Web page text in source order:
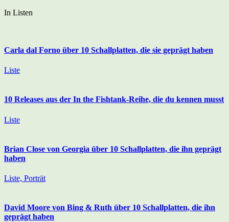
In Listen
Carla dal Forno über 10 Schallplatten, die sie geprägt haben
Liste
10 Releases aus der In the Fishtank-Reihe, die du kennen musst
Liste
Brian Close von Georgia über 10 Schallplatten, die ihn geprägt
haben
Liste, Porträt
David Moore von Bing & Ruth über 10 Schallplatten, die ihn
geprägt haben